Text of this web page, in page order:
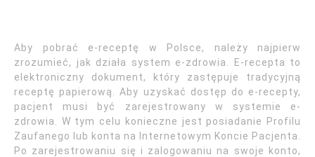
Aby pobrać e-receptę w Polsce, należy najpierw
zrozumieć, jak działa system e-zdrowia. E-recepta to
elektroniczny dokument, który zastępuje tradycyjną
receptę papierową. Aby uzyskać dostęp do e-recepty,
pacjent musi być zarejestrowany w systemie e-
zdrowia. W tym celu konieczne jest posiadanie Profilu
Zaufanego lub konta na Internetowym Koncie Pacjenta.
Po zarejestrowaniu się i zalogowaniu na swoje konto,